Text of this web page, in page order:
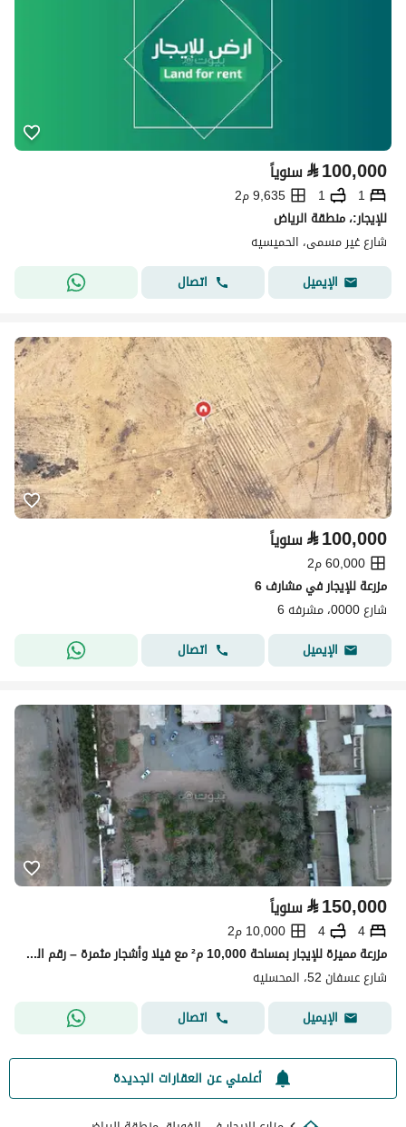
⃁100,000 سنوياً
1
1
9,635 م2
للإيجار:، منطقة الرياض
شارع غير مسمى، الحميسيه
الإيميل
اتصال
⃁100,000 سنوياً
60,000 م2
مزرعة للإيجار في مشارف 6
شارع 0000، مشرفه 6
الإيميل
اتصال
⃁150,000 سنوياً
4
4
10,000 م2
مزرعة مميزة للإيجار بمساحة 10,000 م² مع فيلا وأشجار مثمرة – رقم العرض R562
شارع عسفان 52، المحسنيه
الإيميل
اتصال
أعلمني عن العقارات الجديدة